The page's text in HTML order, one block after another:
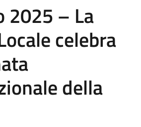
2025 – La
celebra
della